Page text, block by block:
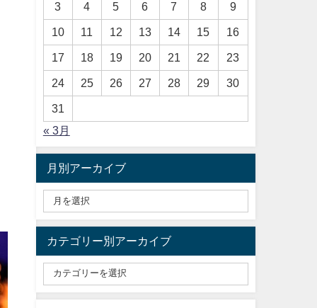
3 4 5 6 7 8 9
10 11 12 13 14 15 16
17 18 19 20 21 22 23
24 25 26 27 28 29 30
31
« 3月
月別アーカイブ
カテゴリー別アーカイブ